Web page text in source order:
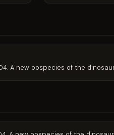
A new oospecies of the